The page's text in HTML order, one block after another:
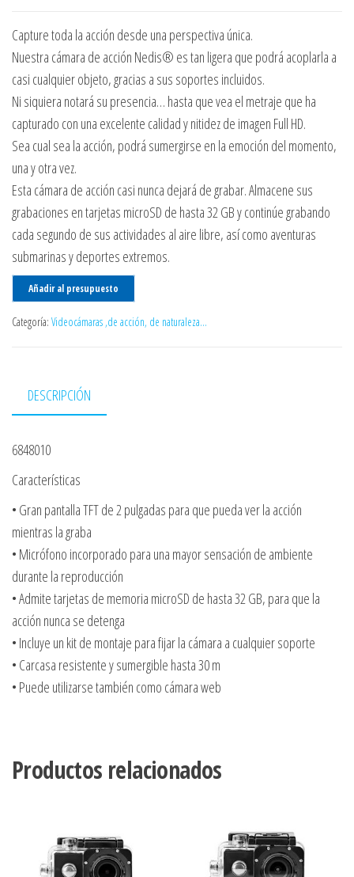
Capture toda la acción desde una perspectiva única.
Nuestra cámara de acción Nedis® es tan ligera que podrá acoplarla a
casi cualquier objeto, gracias a sus soportes incluidos.
Ni siquiera notará su presencia… hasta que vea el metraje que ha
capturado con una excelente calidad y nitidez de imagen Full HD.
Sea cual sea la acción, podrá sumergirse en la emoción del momento,
una y otra vez.
Esta cámara de acción casi nunca dejará de grabar. Almacene sus
grabaciones en tarjetas microSD de hasta 32 GB y continúe grabando
cada segundo de sus actividades al aire libre, así como aventuras
submarinas y deportes extremos.
Añadir al presupuesto
Categoría: Videocámaras ,de acción, de naturaleza...
DESCRIPCIÓN
6848010
Características
• Gran pantalla TFT de 2 pulgadas para que pueda ver la acción
mientras la graba
• Micrófono incorporado para una mayor sensación de ambiente
durante la reproducción
• Admite tarjetas de memoria microSD de hasta 32 GB, para que la
acción nunca se detenga
• Incluye un kit de montaje para fijar la cámara a cualquier soporte
• Carcasa resistente y sumergible hasta 30 m
• Puede utilizarse también como cámara web
Productos relacionados